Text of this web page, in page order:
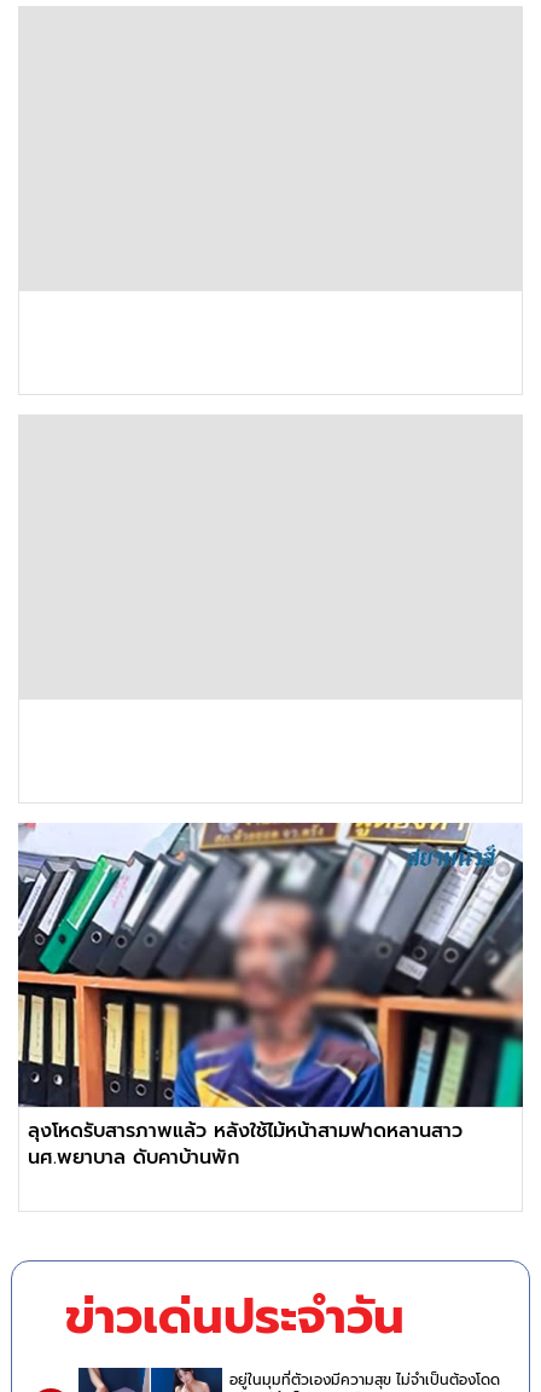
ลุงโหดรับสารภาพแล้ว หลังใช้ไม้หน้าสามฟาดหลานสาว
นศ.พยาบาล ดับคาบ้านพัก
ข่าวเด่นประจำวัน
อยู่ในมุมที่ตัวเองมีความสุข ไม่จำเป็นต้องโดด